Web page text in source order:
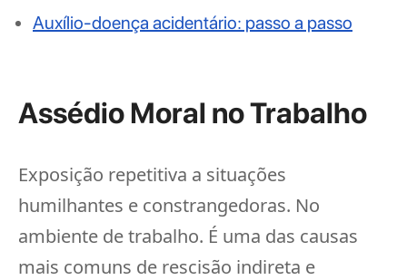
Auxílio-doença acidentário: passo a passo
Assédio Moral no Trabalho
Exposição repetitiva a situações
humilhantes e constrangedoras. No
ambiente de trabalho. É uma das causas
mais comuns de rescisão indireta e